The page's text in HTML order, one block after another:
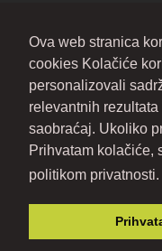
Ova web stranica
cookies Kolačiće
personalizovali
relevantnih
saobraćaj. Ukoliko
Prihvatam kolačiće,
politikom privatnosti.
KONTAKTIRAJTE NAS